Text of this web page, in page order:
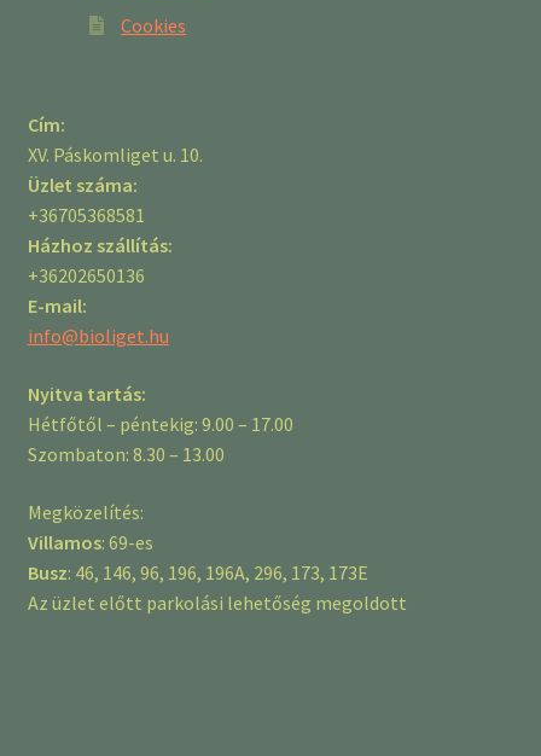
Cookies
Cím:
XV. Páskomliget u. 10.
Üzlet száma:
+36705368581
Házhoz szállítás:
+36202650136
E-mail:
info@bioliget.hu
Nyitva tartás:
Hétfőtől – péntekig: 9.00 – 17.00
Szombaton: 8.30 – 13.00
Megközelítés:
Villamos: 69-es
Busz: 46, 146, 96, 196, 196A, 296, 173, 173E
Az üzlet előtt parkolási lehetőség megoldott